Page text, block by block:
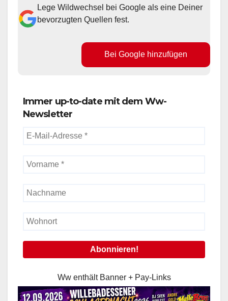
Lege Wildwechsel bei Google als eine Deiner
bevorzugten Quellen fest.
Bei Google hinzufügen
Immer up-to-date mit dem Ww-
Newsletter
Ww enthält Banner + Pay-Links